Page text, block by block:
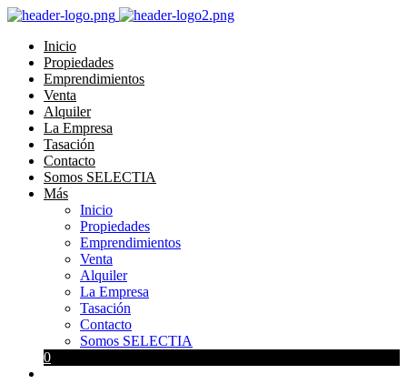
Inicio
Propiedades
Emprendimientos
Venta
Alquiler
La Empresa
Tasación
Contacto
Somos SELECTIA
Más
Inicio
Propiedades
Emprendimientos
Venta
Alquiler
La Empresa
Tasación
Contacto
Somos SELECTIA
0